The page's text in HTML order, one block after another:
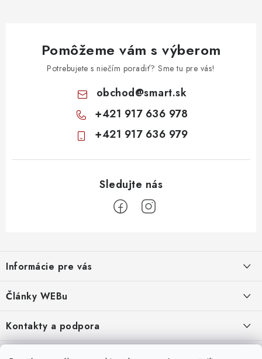
Pomôžeme vám s výberom
Potrebujete s niečím poradiť? Sme tu pre vás!
obchod@smart.sk
+421 917 636 978
+421 917 636 979
p
ä
e
Informácie pre vás
Obchodné podmienky
Moja objednávka
Odstúpenie od zmluvy
Články WEBu
Dôležité oznamy
16.6.2026
Kontakty a podpora
Servisné služby